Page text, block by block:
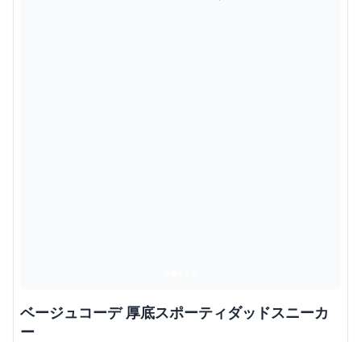
ベージュコーデ 厚底スポーティダッドスニーカ
ー